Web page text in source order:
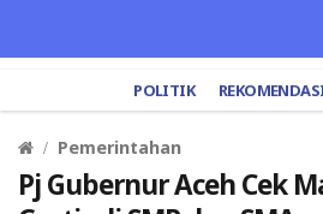
POLITIK
Pemerintahan
Pj Gubernur Aceh Cek